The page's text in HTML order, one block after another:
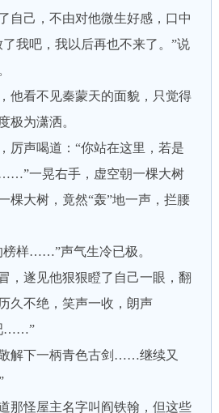
自己，不由对他微生好感，口中
我吧，我以后再也不来了。”说
看不见秦蒙天的面貌，只觉得
极为潇洒。
声喝道：“你站在这里，若是
一晃右手，虚空朝一棵大树
棵大树，竟然“轰”地一声，拦腰
样……”声气生冷已极。
遂见他狠狠瞪了自己一眼，翻
久不绝，笑声一收，朗声
……”
下一柄青色古剑……继续又
怪屋主名字叫阎铁翰，但这些